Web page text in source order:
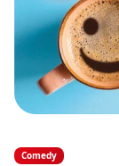
Comedy